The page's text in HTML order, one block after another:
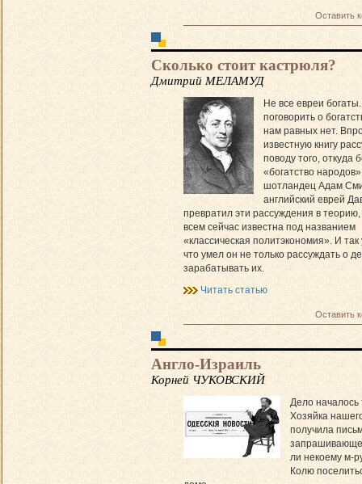
Оставить
Сколько стоит кастрюля?
Дмитрий МЕЛАМУД
Не все евреи
поговорить о
нам равных нет.
из­вест­ную книгу
поводу того, откуда
«богатство
шотландец Адам
английский еврей
превратил эти рассуждения в
всем сейчас известна под названием
«классическая полит­экономия». И
что умел он не только рассуждать о
зарабатывать их.
Читать статью
Оставить
Англо-Израиль
Корней ЧУКОВСКИЙ
Дело началось
Хозяйка
получила
ли некоему м-
Колю